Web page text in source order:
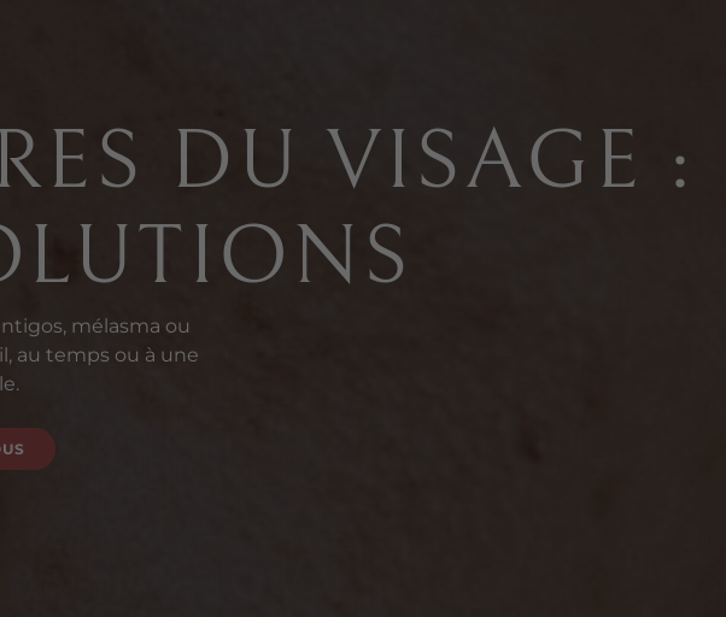
DU VISAGE :
mélasma ou
au temps ou à une